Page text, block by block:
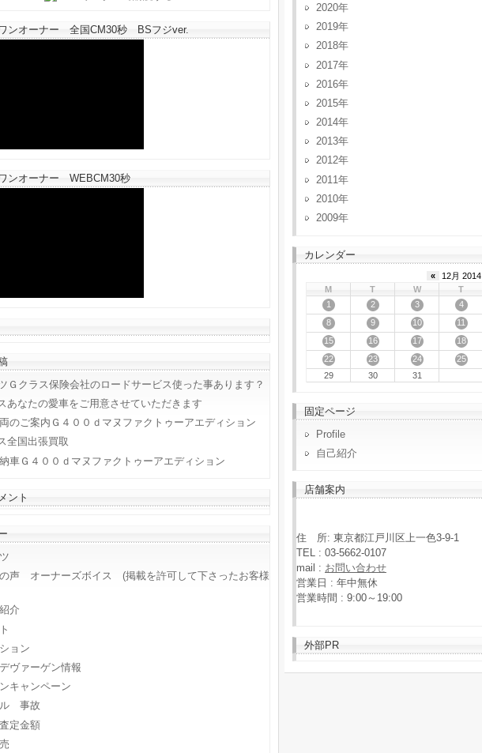
ンオーナー 全国CM30秒 BSフジver.
ンオーナー WEBCM30秒
Ｇクラス保険会社のロードサービス使った事あります？
あなたの愛車をご用意させていただきます
のご案内Ｇ４００ｄマヌファクトゥーアエディション
全国出張買取
車Ｇ４００ｄマヌファクトゥーアエディション
ント
声 オーナーズボイス (掲載を許可して下さったお客様
介
ョン
ヴァーゲン情報
キャンペーン
ル 事故
定金額
2020
2019
2018
2017
2016
2015
2014
2013
2012
2011
2010
2009
カレンダー
« 12月 2014
M
T W T
1
2 3 4
8
9 10 11
15
16 17 18
22
23 24 25
29
30 31
固定ページ
Profile
自己紹介
店舗案内
住 所: 東京都江戸川区上一色3-9-1
TEL : 03-5662-0107
mail : お問い合わせ
営業日 : 年中無休
営業時間 : 9:00～19:00
外部PR